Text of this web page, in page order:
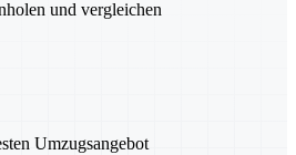
und vergleichen
Umzugsangebot